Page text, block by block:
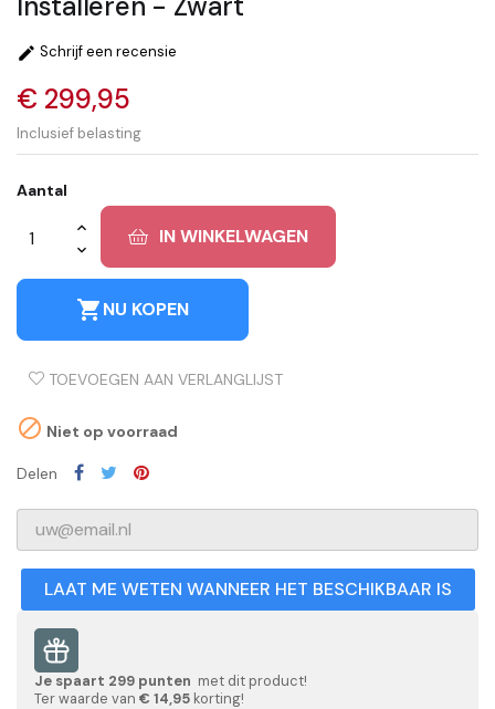
 Schrijf een recensie
€ 299,95
Inclusief belasting
Aantal
IN WINKELWAGEN
shopping_cartNU KOPEN
TOEVOEGEN AAN VERLANGLIJST
 Niet op voorraad
Delen
LAAT ME WETEN WANNEER HET BESCHIKBAAR IS
Je spaart 299 punten met dit product!
Ter waarde van € 14,95 korting!